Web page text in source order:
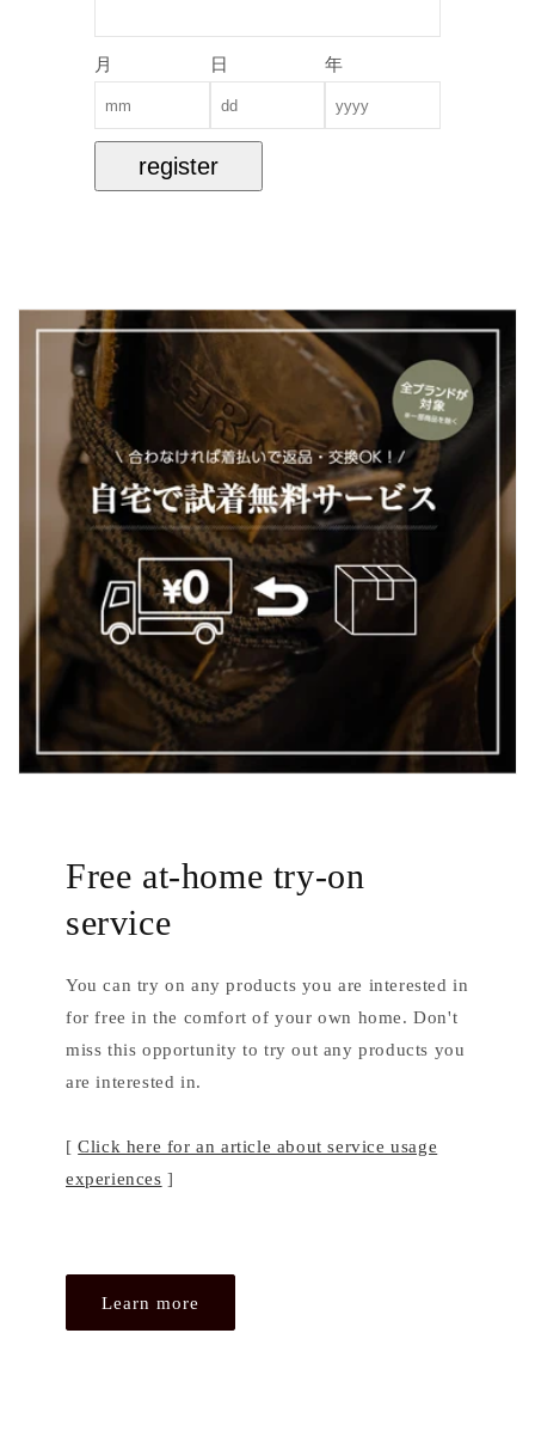
月 日 年
register
Free at-home try-on
service
You can try on any products you are interested in
for free in the comfort of your own home. Don't
miss this opportunity to try out any products you
are interested in.
[Click here for an article about service usage
experiences ]
Learn more